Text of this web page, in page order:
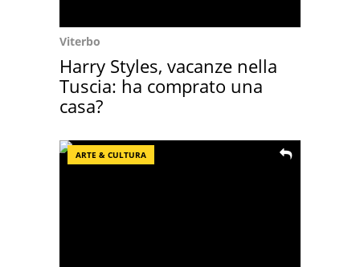
Viterbo
Harry Styles, vacanze nella
Tuscia: ha comprato una
casa?
ARTE & CULTURA